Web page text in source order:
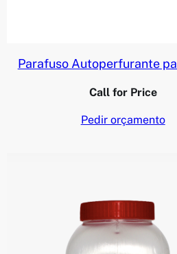
Parafuso Autoperfurante
Call for Price
Pedir orçamento